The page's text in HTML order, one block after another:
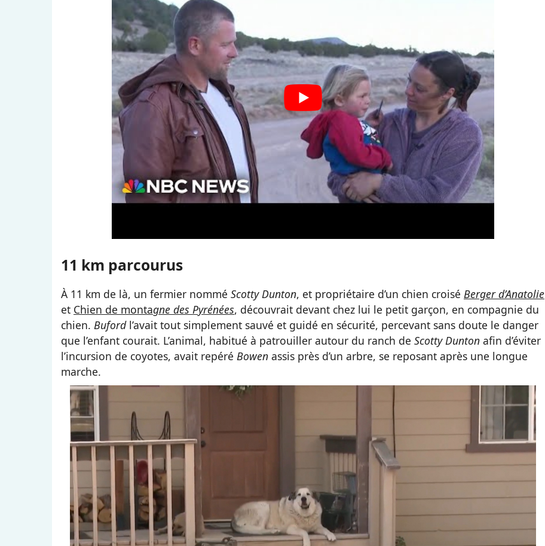
11 km parcourus
À 11 km de là, un fermier nommé Scotty Dunton, et propriétaire d’un chien croisé Berger d’Anatolie
et Chien de montagne des Pyrénées, découvrait devant chez lui le petit garçon, en compagnie du
chien. Bufordl’avait tout simplement sauvé et guidé en sécurité, percevant sans doute le danger
que l’enfant courait. L’animal, habitué à patrouiller autour du ranch de Scotty Dunton afin d’éviter
l’incursion de coyotes, avait repéré Bowen assis près d’un arbre, se reposant après une longue
marche.